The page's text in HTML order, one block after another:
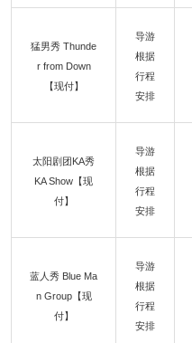
猛男秀 Thunde
r from Down
【现付】
导游
根据
行程
安排
太阳剧团KA秀
KA Show【现
付】
导游
根据
行程
安排
蓝人秀 Blue Ma
n Group【现
付】
导游
根据
行程
安排